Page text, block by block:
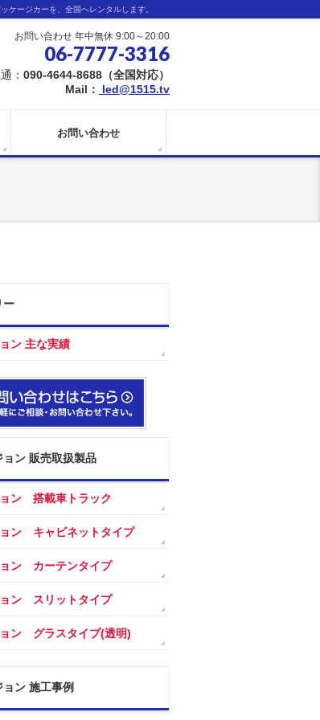
ケージカーを、全国へレンタルします。
お問い合わせ 年中無休 9:00～20:00
06-7777-3316
： 090-4644-8688（全国対応）
Mail：
led@1515.tv
お問い合わせ
ー
ン 主な実績
ョン 販売取扱製品
ン 搭載車トラック
ン キャビネットタイプ
ン カーテンタイプ
ン スリットタイプ
ン グラスタイプ(透明)
ン 施工事例